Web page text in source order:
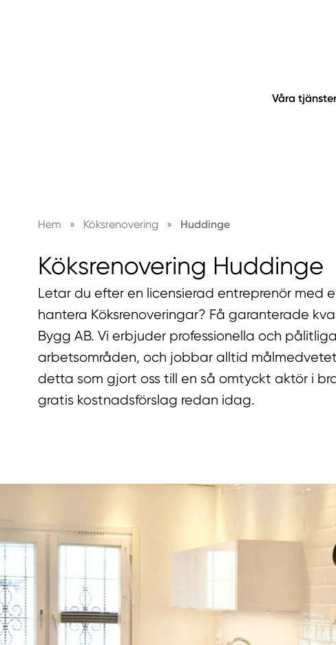
Våra tjänster
Hem » Köksrenovering » Huddinge
Köksrenovering Huddinge
Letar du efter en licensierad entreprenör med
hantera Köksrenoveringar? Få garanterade
Bygg AB. Vi erbjuder professionella och
arbetsområden, och jobbar alltid
detta som gjort oss till en så omtyckt aktör i
gratis kostnadsförslag redan idag.